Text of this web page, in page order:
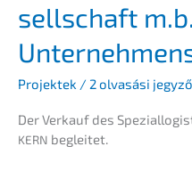
sell­schaft
Projek­tek / 2 olvasá­si
Der Verkauf des
KERN begleitet.